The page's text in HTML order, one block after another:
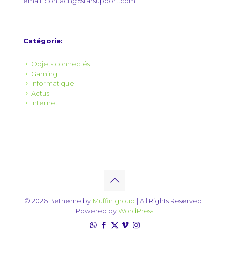
Catégorie:
Objets connectés
Gaming
Informatique
Actus
Internet
© 2026 Betheme by Muffin group | All Rights Reserved |
Powered byWordPress